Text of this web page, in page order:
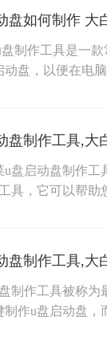
盘如何制作 大
制作工具是一
动盘，以便在电
u盘启动盘制作
具，它可以帮
盘制作工具,大
制作工具被称
制作u盘启动盘